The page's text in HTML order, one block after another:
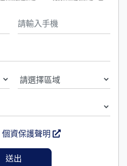
個資保護聲明